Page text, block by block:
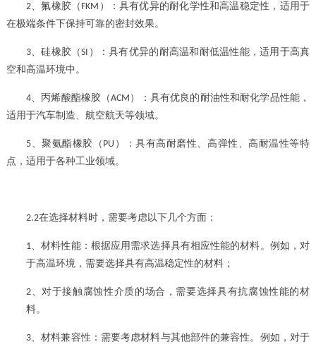
2、氟橡胶（ FKM ）：具有优异的耐化学性和高温稳定性，适用于
在极端条件下保持可靠的密封效果。
3、硅橡胶（SI ）：具有优异的耐高温和耐低温性能，适用于高真
空和高温环境中。
4、丙烯酸酯橡胶（ACM ）：具有优良的耐油性和耐化学品性能，
适用于汽车制造、航空航天等领域。
5、聚氨酯橡胶（ PU ）：具有高耐磨性、高弹性、高耐温性等特
点，适用于各种工业领域。
2.2在选择材料时，需要考虑以下几个方面：
1、材料性能：根据应用需求选择具有相应性能的材料。例如，对
于高温环境，需要选择具有高温稳定性的材料；
2、对于接触腐蚀性介质的场合，需要选择具有抗腐蚀性能的材
料。
3、材料兼容性：需要考虑材料与其他部件的兼容性。例如，对于